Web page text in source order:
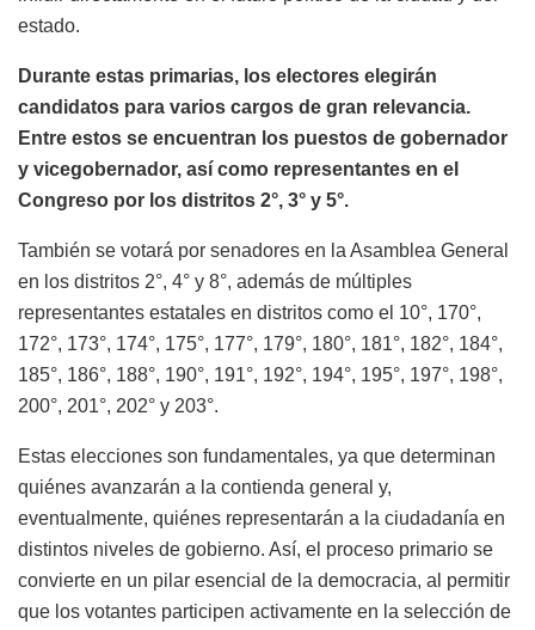
estado.
Durante estas primarias, los electores elegirán
candidatos para varios cargos de gran relevancia.
Entre estos se encuentran los puestos de gobernador
y vicegobernador, así como representantes en el
Congreso por los distritos 2°, 3° y 5°.
También se votará por senadores en la Asamblea General
en los distritos 2°, 4° y 8°, además de múltiples
representantes estatales en distritos como el 10°, 170°,
172°, 173°, 174°, 175°, 177°, 179°, 180°, 181°, 182°, 184°,
185°, 186°, 188°, 190°, 191°, 192°, 194°, 195°, 197°, 198°,
200°, 201°, 202° y 203°.
Estas elecciones son fundamentales, ya que determinan
quiénes avanzarán a la contienda general y,
eventualmente, quiénes representarán a la ciudadanía en
distintos niveles de gobierno. Así, el proceso primario se
convierte en un pilar esencial de la democracia, al permitir
que los votantes participen activamente en la selección de